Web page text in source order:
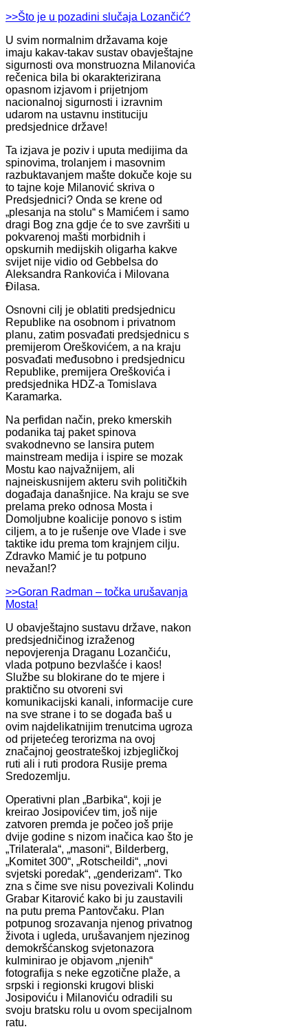
>>Što je u pozadini slučaja Lozančić?
U svim normalnim državama koje
imaju kakav-takav sustav obavještajne
sigurnosti ova monstruozna Milanovića
rečenica bila bi okarakterizirana
opasnom izjavom i prijetnjom
nacionalnoj sigurnosti i izravnim
udarom na ustavnu instituciju
predsjednice države!
Ta izjava je poziv i uputa medijima da
spinovima, trolanjem i masovnim
razbuktavanjem mašte dokuče koje su
to tajne koje Milanović skriva o
Predsjednici? Onda se krene od
„plesanja na stolu“ s Mamićem i samo
dragi Bog zna gdje će to sve završiti u
pokvarenoj mašti morbidnih i
opskurnih medijskih oligarha kakve
svijet nije vidio od Gebbelsa do
Aleksandra Rankovića i Milovana
Đilasa.
Osnovni cilj je oblatiti predsjednicu
Republike na osobnom i privatnom
planu, zatim posvađati predsjednicu s
premijerom Oreškovićem, a na kraju
posvađati međusobno i predsjednicu
Republike, premijera Oreškovića i
predsjednika HDZ-a Tomislava
Karamarka.
Na perfidan način, preko kmerskih
podanika taj paket spinova
svakodnevno se lansira putem
mainstream medija i ispire se mozak
Mostu kao najvažnijem, ali
najneiskusnijem akteru svih političkih
događaja današnjice. Na kraju se sve
prelama preko odnosa Mosta i
Domoljubne koalicije ponovo s istim
ciljem, a to je rušenje ove Vlade i sve
taktike idu prema tom krajnjem cilju.
Zdravko Mamić je tu potpuno
nevažan!?
>>Goran Radman – točka urušavanja
Mosta!
U obavještajno sustavu države, nakon
predsjedničinog izraženog
nepovjerenja Draganu Lozančiću,
vlada potpuno bezvlašće i kaos!
Službe su blokirane do te mjere i
praktično su otvoreni svi
komunikacijski kanali, informacije cure
na sve strane i to se događa baš u
ovim najdelikatnijim trenutcima ugroza
od prijetećeg terorizma na ovoj
značajnoj geostrateškoj izbjegličkoj
ruti ali i ruti prodora Rusije prema
Sredozemlju.
Operativni plan „Barbika“, koji je
kreirao Josipovićev tim, još nije
zatvoren premda je počeo još prije
dvije godine s nizom inačica kao što je
„Trilaterala“, „masoni“, Bilderberg,
„Komitet 300“, „Rotscheildi“, „novi
svjetski poredak“, „genderizam“. Tko
zna s čime sve nisu povezivali Kolindu
Grabar Kitarović kako bi ju zaustavili
na putu prema Pantovčaku. Plan
potpunog srozavanja njenog privatnog
života i ugleda, urušavanjem njezinog
demokršćanskog svjetonazora
kulminirao je objavom „njenih“
fotografija s neke egzotične plaže, a
srpski i regionski krugovi bliski
Josipoviću i Milanoviću odradili su
svoju bratsku rolu u ovom specijalnom
ratu.